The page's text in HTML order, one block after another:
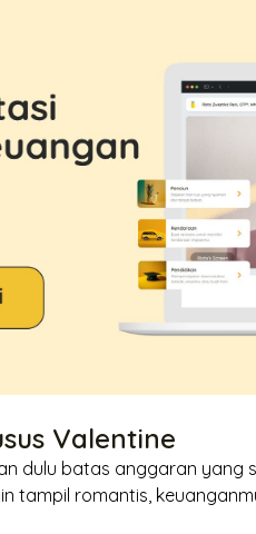
Valentine
dulu batas anggaran yang
tampil romantis,